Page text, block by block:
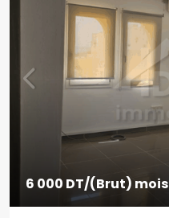
6 000 DT/(Brut) mois